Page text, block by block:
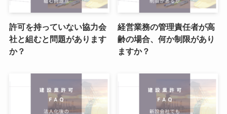
許可を持っていない協力会
社と組むと問題があります
か？
経営業務の管理責任者が高
齢の場合、何か制限があり
ますか？